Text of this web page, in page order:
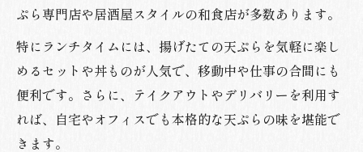
ぷら専門店や居酒屋スタイルの和食店が多数あります。
特にランチタイムには、揚げたての天ぷらを気軽に楽し
めるセットや丼ものが人気で、移動中や仕事の合間にも
便利です。さらに、テイクアウトやデリバリーを利用す
れば、自宅やオフィスでも本格的な天ぷらの味を堪能で
きます。